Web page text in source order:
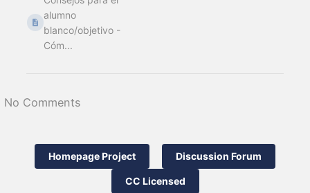
alumno
blanco/objetivo -
Cóm...
No Comments
Homepage Project Discussion Forum
CC Licensed